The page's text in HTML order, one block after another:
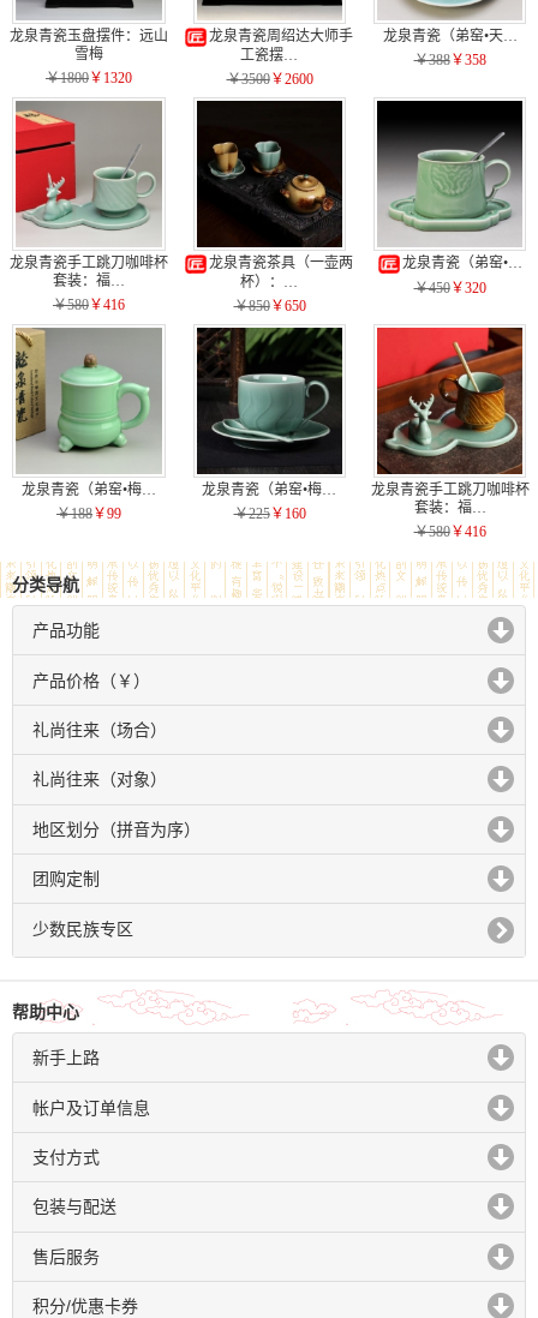
龙泉青瓷玉盘摆件：远山
雪梅
￥1800￥1320
龙泉青瓷周绍达大师手
工瓷摆…
￥3500￥2600
龙泉青瓷（弟窑•天…
￥388￥358
龙泉青瓷手工跳刀咖啡杯
套装：福…
￥580￥416
龙泉青瓷茶具（一壶两
杯）：…
￥850￥650
龙泉青瓷（弟窑•…
￥450￥320
龙泉青瓷（弟窑•梅…
￥188￥99
龙泉青瓷（弟窑•梅…
￥225￥160
龙泉青瓷手工跳刀咖啡杯
套装：福…
￥580￥416
分类导航
产品功能
click to expand contents
产品价格（￥）
click to expand contents
礼尚往来（场合）
click to expand contents
礼尚往来（对象）
click to expand contents
地区划分（拼音为序）
click to expand contents
团购定制
click to expand contents
少数民族专区
帮助中心
新手上路
click to expand contents
帐户及订单信息
click to expand contents
支付方式
click to expand contents
包装与配送
click to expand contents
售后服务
click to expand contents
积分/优惠卡券